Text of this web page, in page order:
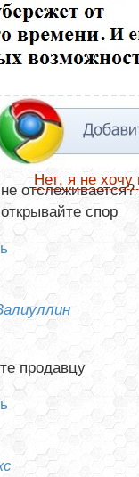
а России.
или нет?
спор
продавцу
Нет, я не